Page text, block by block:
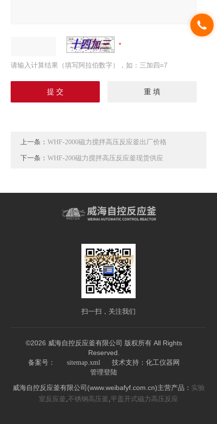
请输入计算结果（填写阿拉伯数字），如：三加四=7
上一条：WHF-2000磁力搅拌高压反应釜出厂价格
下一条：WHF-200磁力搅拌高压反应釜现货供应
扫一扫，关注我们
©2026 威海自控反应釜有限公司 版权所有 All Rights
Reserved.
备案号： sitemap.xml 技术支持： 化工仪器网
管理登陆
威海自控反应釜有限公司(www.weibafyf.com.cn)主营产品： 实验
室反应釜 不锈钢高压釜 平盖开式磁力高压反应